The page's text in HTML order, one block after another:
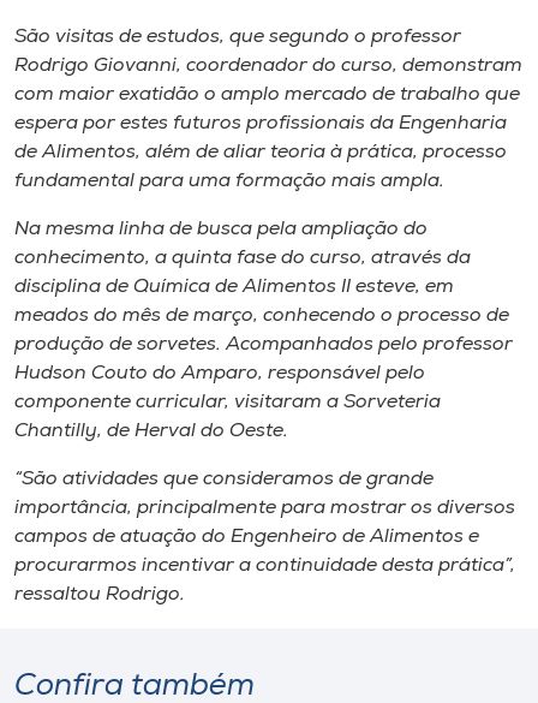
Store
Selecione
São visitas de estudos, que segundo o professor
Rodrigo Giovanni, coordenador do curso, demonstram
com maior exatidão o amplo mercado de trabalho que
espera por estes futuros profissionais da Engenharia
de Alimentos, além de aliar teoria à prática, processo
fundamental para uma formação mais ampla.
Na mesma linha de busca pela ampliação do
conhecimento, a quinta fase do curso, através da
disciplina de Química de Alimentos II esteve, em
meados do mês de março, conhecendo o processo de
produção de sorvetes. Acompanhados pelo professor
Hudson Couto do Amparo, responsável pelo
componente curricular, visitaram a Sorveteria
Chantilly, de Herval do Oeste.
“São atividades que consideramos de grande
importância, principalmente para mostrar os diversos
campos de atuação do Engenheiro de Alimentos e
procurarmos incentivar a continuidade desta prática”,
ressaltou Rodrigo.
Confira também